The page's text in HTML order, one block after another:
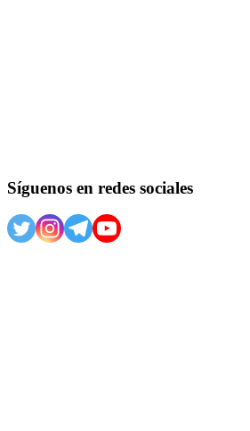
Síguenos en redes sociales